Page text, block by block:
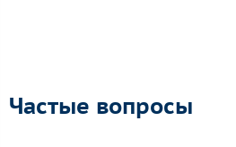
Частые вопросы